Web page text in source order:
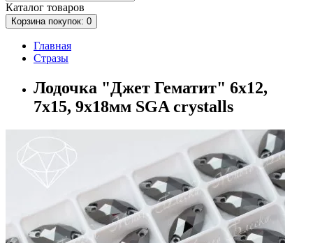
Каталог товаров
Корзина покупок: 0
Главная
Стразы
Лодочка "Джет Гематит" 6х12,
7х15, 9х18мм SGA crystalls